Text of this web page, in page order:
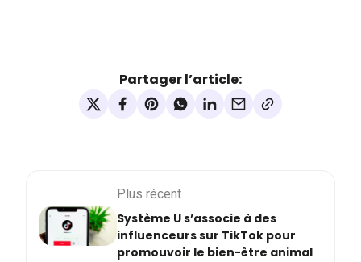
Partager l’article:
Plus récent
Système U s’associe à des
influenceurs sur TikTok pour
promouvoir le bien-être animal